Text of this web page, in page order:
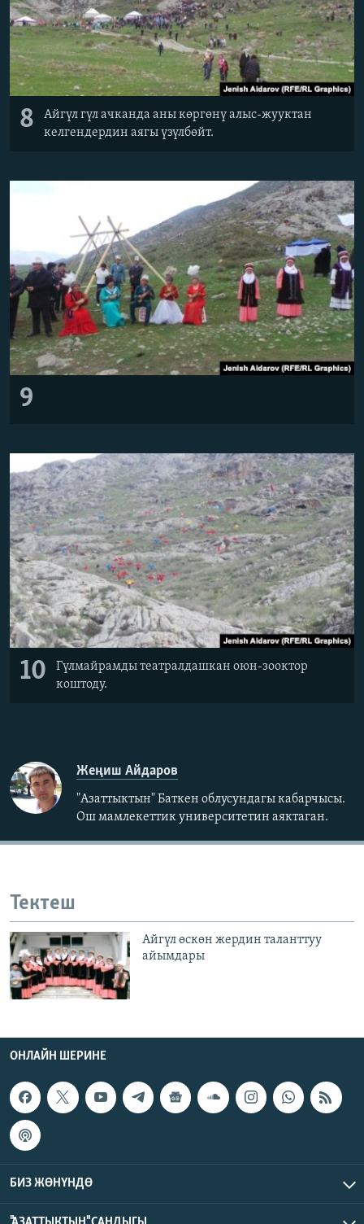
8
Айгүл гүл ачканда аны көргөнү алыс-жууктан
келгендердин аягы үзүлбөйт.
9
10
Гүлмайрамды театралдашкан оюн-зооктор
коштоду.
Жеңиш Айдаров
"Азаттыктын" Баткен облусундагы кабарчысы.
Ош мамлекеттик университетин аяктаган.
Тектеш
Айгүл өскөн жердин таланттуу
айымдары
ОНЛАЙН ШЕРИНЕ
БИЗ ЖӨНҮНДӨ